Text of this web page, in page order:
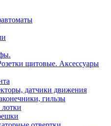
щитовые. Аксессуары
датчики движения
гильзы